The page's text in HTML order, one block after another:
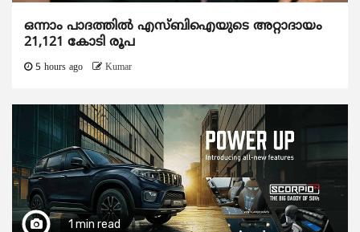
ഒന്നാം പാദത്തിൽ എസ്ബിഐയുടെ അറ്റാദായം
21,121 കോടി രൂപ
5 hours ago Kumar
1 min read